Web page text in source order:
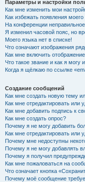
Параметры и настройки
Как мне изменить мои
Как избежать появления
На конференции
Я изменил часовой пояс, но
Моего языка нет в списке!
Что означают изображения
Как мне включить
Что такое звание и как я могу
Когда я щёлкаю по ссылке
Создание сообщений
Как мне создать новую тему
Как мне отредактировать или
Как мне добавить подпись к
Как мне создать опрос?
Почему я не могу добавить
Как мне отредактировать или
Почему мне недоступны
Почему я не могу добавлять
Почему я получил
Как мне пожаловаться на
Что означает кнопка
Почему моё сообщение